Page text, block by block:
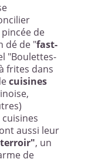
de
dé de "fast-
"Boulettes-
frites dans
cuisines
aussi leur
, un
de